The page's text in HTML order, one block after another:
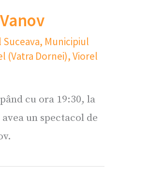
, Municipiul
(Vatra Dornei),Viorel
cu ora 19:30, la
un spectacol de